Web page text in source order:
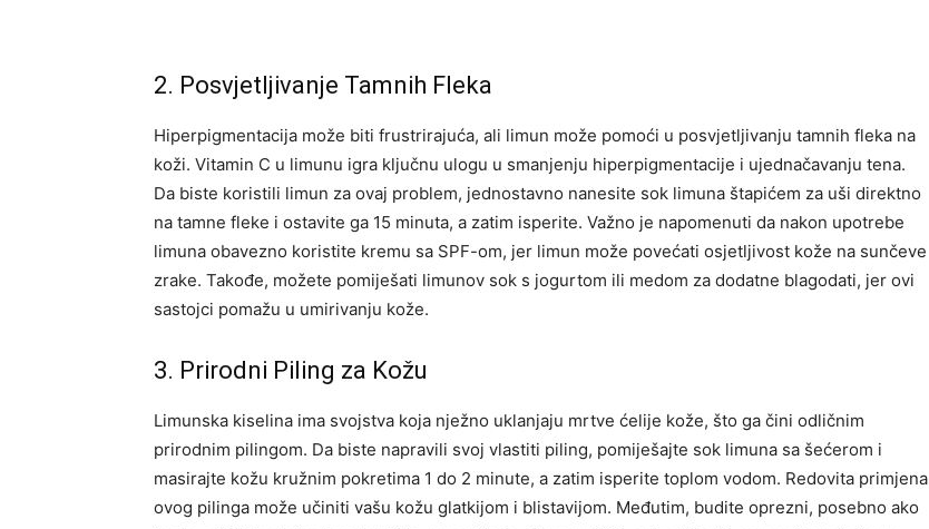
2. Posvjetljivanje Tamnih Fleka
Hiperpigmentacija može biti frustrirajuća, ali limun može pomoći u posvjetljivanju tamnih fleka na
koži. Vitamin C u limunu igra ključnu ulogu u smanjenju hiperpigmentacije i ujednačavanju tena.
Da biste koristili limun za ovaj problem, jednostavno nanesite sok limuna štapićem za uši direktno
na tamne fleke i ostavite ga 15 minuta, a zatim isperite. Važno je napomenuti da nakon upotrebe
limuna obavezno koristite kremu sa SPF-om, jer limun može povećati osjetljivost kože na sunčeve
zrake. Takođe, možete pomiješati limunov sok s jogurtom ili medom za dodatne blagodati, jer ovi
sastojci pomažu u umirivanju kože.
3. Prirodni Piling za Kožu
Limunska kiselina ima svojstva koja nježno uklanjaju mrtve ćelije kože, što ga čini odličnim
prirodnim pilingom. Da biste napravili svoj vlastiti piling, pomiješajte sok limuna sa šećerom i
masirajte kožu kružnim pokretima 1 do 2 minute, a zatim isperite toplom vodom. Redovita primjena
ovog pilinga može učiniti vašu kožu glatkijom i blistavijom. Međutim, budite oprezni, posebno ako